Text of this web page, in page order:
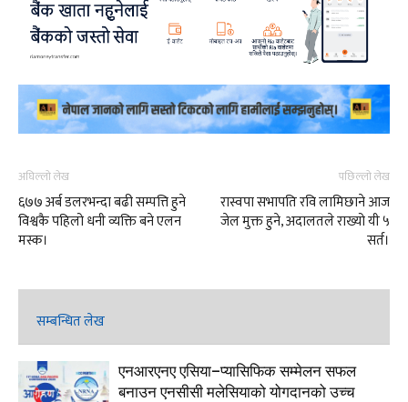
अघिल्लो लेख
६७७ अर्ब डलरभन्दा बढी सम्पत्ति हुने
विश्वकै पहिलो धनी व्यक्ति बने एलन
मस्क।
पछिल्लो लेख
रास्वपा सभापति रवि लामिछाने आज
जेल मुक्त हुने, अदालतले राख्यो यी ५
सर्त।
सम्बन्धित लेख
एनआरएनए एसिया–प्यासिफिक सम्मेलन सफल
बनाउन एनसीसी मलेसियाको योगदानको उच्च